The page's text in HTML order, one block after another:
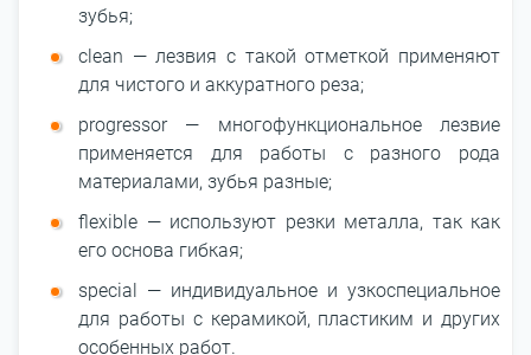
зубья;
clean — лезвия с такой отметкой применяют
для чистого и аккуратного реза;
progressor — многофункциональное лезвие
применяется для работы с разного рода
материалами, зубья разные;
flexible — используют резки металла, так как
его основа гибкая;
special — индивидуальное и узкоспециальное
для работы с керамикой, пластиким и других
особенных работ.